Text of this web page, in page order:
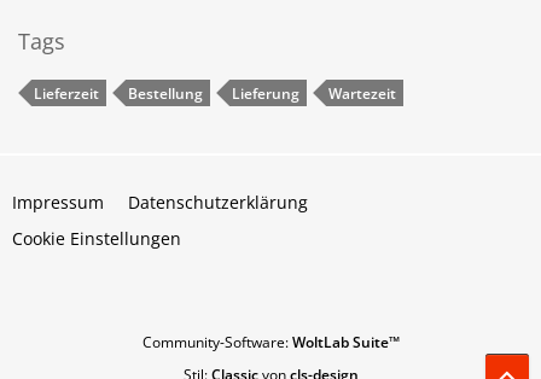
Tags
Lieferzeit Bestellung Lieferung Wartezeit
Impressum
Datenschutzerklärung
Cookie Einstellungen
Community-Software:WoltLab Suite™
Stil:Classicvoncls-design